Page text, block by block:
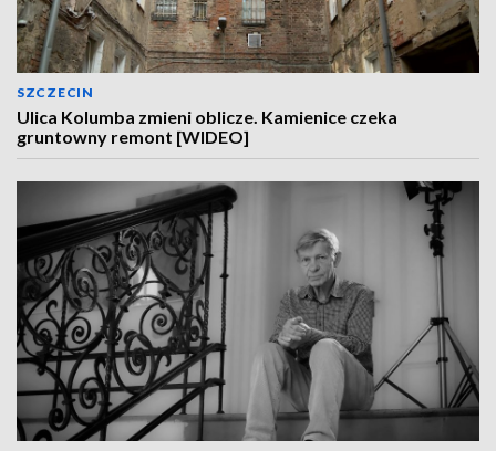
SZCZECIN
Ulica Kolumba zmieni oblicze. Kamienice czeka
gruntowny remont [WIDEO]